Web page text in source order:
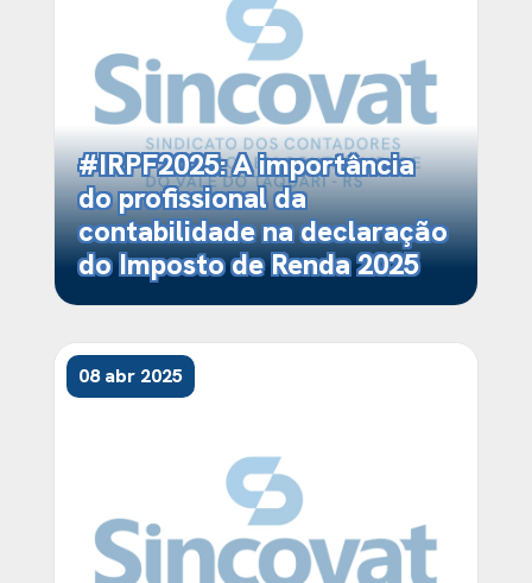
#IRPF2025: A importância
do profissional da
contabilidade na declaração
do Imposto de Renda 2025
08 abr 2025